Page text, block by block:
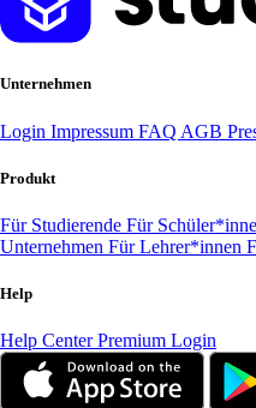
Unternehmen
Login Impressum FAQ AGB
Produkt
Für Studierende Für
Unternehmen Für Lehrer*innen
Help
Help CenterPremium Login